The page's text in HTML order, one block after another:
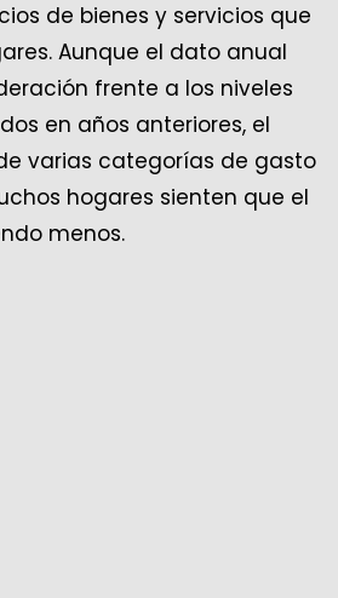
de bienes y servicios que
Aunque el dato anual
frente a los niveles
en años anteriores, el
varias categorías de gasto
hogares sienten que el
menos.